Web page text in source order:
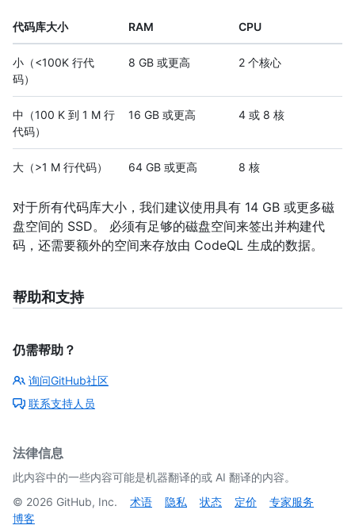
代码库大小 RAM CPU
小（<100K 行代
码）
8 GB 或更高 2 个核心
中（100 K 到 1 M 行
代码）
16 GB 或更高 4 或 8 核
大（>1 M 行代码） 64 GB 或更高 8 核
对于所有代码库大小，我们建议使用具有 14 GB 或更多磁
盘空间的 SSD。 必须有足够的磁盘空间来签出并构建代
码，还需要额外的空间来存放由 CodeQL 生成的数据。
帮助和支持
仍需帮助？
询问GitHub社区
联系支持人员
法律信息
此内容中的一些内容可能是机器翻译的或 AI 翻译的内容。
© 2026 GitHub, Inc. 术语 隐私 状态 定价
专家服务
博客